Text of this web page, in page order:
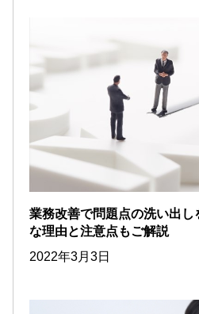
業務改善で問題点の洗い出
な理由と注意点もご解説
2022年3月3日